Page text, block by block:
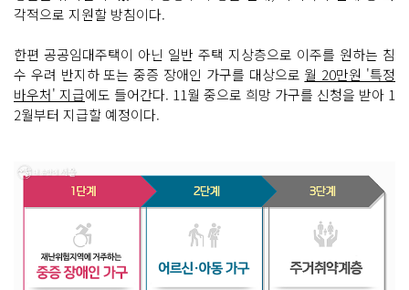
각적으로 지원할 방침이다.
한편 공공임대주택이 아닌 일반 주택 지상층으로 이주를 원하는 침
수 우려 반지하 또는 중증 장애인 가구를 대상으로 월 20만원 '특정
바우처' 지급에도 들어간다. 11월 중으로 희망 가구를 신청을 받아 1
2월부터 지급할 예정이다.